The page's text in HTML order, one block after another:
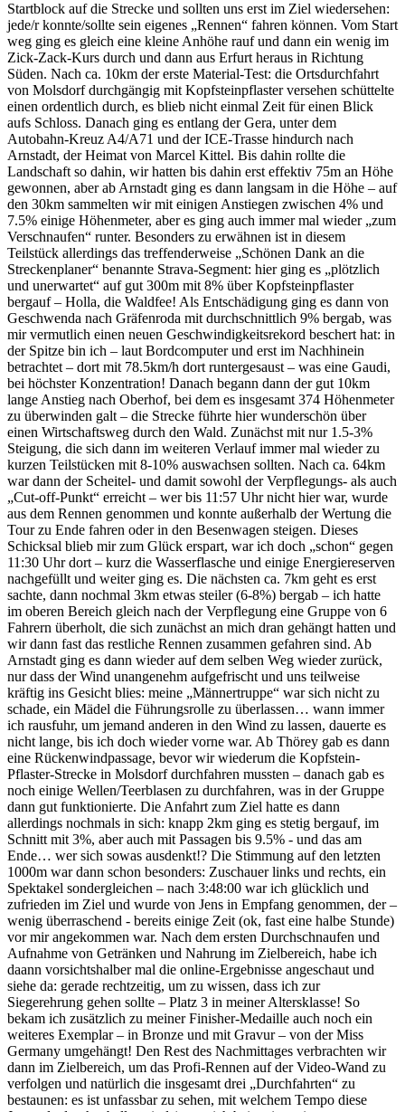
Startblock auf die Strecke und sollten uns erst im Ziel wiedersehen:
jede/r konnte/sollte sein eigenes „Rennen“ fahren können. Vom Start
weg ging es gleich eine kleine Anhöhe rauf und dann ein wenig im
Zick-Zack-Kurs durch und dann aus Erfurt heraus in Richtung
Süden. Nach ca. 10km der erste Material-Test: die Ortsdurchfahrt
von Molsdorf durchgängig mit Kopfsteinpflaster versehen schüttelte
einen ordentlich durch, es blieb nicht einmal Zeit für einen Blick
aufs Schloss. Danach ging es entlang der Gera, unter dem
Autobahn-Kreuz A4/A71 und der ICE-Trasse hindurch nach
Arnstadt, der Heimat von Marcel Kittel. Bis dahin rollte die
Landschaft so dahin, wir hatten bis dahin erst effektiv 75m an Höhe
gewonnen, aber ab Arnstadt ging es dann langsam in die Höhe – auf
den 30km sammelten wir mit einigen Anstiegen zwischen 4% und
7.5% einige Höhenmeter, aber es ging auch immer mal wieder „zum
Verschnaufen“ runter. Besonders zu erwähnen ist in diesem
Teilstück allerdings das treffenderweise „Schönen Dank an die
Streckenplaner“ benannte Strava-Segment: hier ging es „plötzlich
und unerwartet“ auf gut 300m mit 8% über Kopfsteinpflaster
bergauf – Holla, die Waldfee! Als Entschädigung ging es dann von
Geschwenda nach Gräfenroda mit durchschnittlich 9% bergab, was
mir vermutlich einen neuen Geschwindigkeitsrekord beschert hat: in
der Spitze bin ich – laut Bordcomputer und erst im Nachhinein
betrachtet – dort mit 78.5km/h dort runtergesaust – was eine Gaudi,
bei höchster Konzentration! Danach begann dann der gut 10km
lange Anstieg nach Oberhof, bei dem es insgesamt 374 Höhenmeter
zu überwinden galt – die Strecke führte hier wunderschön über
einen Wirtschaftsweg durch den Wald. Zunächst mit nur 1.5-3%
Steigung, die sich dann im weiteren Verlauf immer mal wieder zu
kurzen Teilstücken mit 8-10% auswachsen sollten. Nach ca. 64km
war dann der Scheitel- und damit sowohl der Verpflegungs- als auch
„Cut-off-Punkt“ erreicht – wer bis 11:57 Uhr nicht hier war, wurde
aus dem Rennen genommen und konnte außerhalb der Wertung die
Tour zu Ende fahren oder in den Besenwagen steigen. Dieses
Schicksal blieb mir zum Glück erspart, war ich doch „schon“ gegen
11:30 Uhr dort – kurz die Wasserflasche und einige Energiereserven
nachgefüllt und weiter ging es. Die nächsten ca. 7km geht es erst
sachte, dann nochmal 3km etwas steiler (6-8%) bergab – ich hatte
im oberen Bereich gleich nach der Verpflegung eine Gruppe von 6
Fahrern überholt, die sich zunächst an mich dran gehängt hatten und
wir dann fast das restliche Rennen zusammen gefahren sind. Ab
Arnstadt ging es dann wieder auf dem selben Weg wieder zurück,
nur dass der Wind unangenehm aufgefrischt und uns teilweise
kräftig ins Gesicht blies: meine „Männertruppe“ war sich nicht zu
schade, ein Mädel die Führungsrolle zu überlassen… wann immer
ich rausfuhr, um jemand anderen in den Wind zu lassen, dauerte es
nicht lange, bis ich doch wieder vorne war. Ab Thörey gab es dann
eine Rückenwindpassage, bevor wir wiederum die Kopfstein-
Pflaster-Strecke in Molsdorf durchfahren mussten – danach gab es
noch einige Wellen/Teerblasen zu durchfahren, was in der Gruppe
dann gut funktionierte. Die Anfahrt zum Ziel hatte es dann
allerdings nochmals in sich: knapp 2km ging es stetig bergauf, im
Schnitt mit 3%, aber auch mit Passagen bis 9.5% - und das am
Ende… wer sich sowas ausdenkt!? Die Stimmung auf den letzten
1000m war dann schon besonders: Zuschauer links und rechts, ein
Spektakel sondergleichen – nach 3:48:00 war ich glücklich und
zufrieden im Ziel und wurde von Jens in Empfang genommen, der –
wenig überraschend - bereits einige Zeit (ok, fast eine halbe Stunde)
vor mir angekommen war. Nach dem ersten Durchschnaufen und
Aufnahme von Getränken und Nahrung im Zielbereich, habe ich
daann vorsichtshalber mal die online-Ergebnisse angeschaut und
siehe da: gerade rechtzeitig, um zu wissen, dass ich zur
Siegerehrung gehen sollte – Platz 3 in meiner Altersklasse! So
bekam ich zusätzlich zu meiner Finisher-Medaille auch noch ein
weiteres Exemplar – in Bronze und mit Gravur – von der Miss
Germany umgehängt! Den Rest des Nachmittages verbrachten wir
dann im Zielbereich, um das Profi-Rennen auf der Video-Wand zu
verfolgen und natürlich die insgesamt drei „Durchfahrten“ zu
bestaunen: es ist unfassbar zu sehen, mit welchem Tempo diese